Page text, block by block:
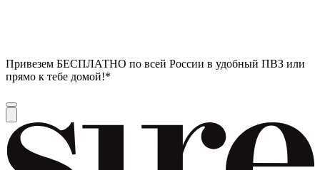
Привезем БЕСПЛАТНО по всей России в удобный ПВЗ или
прямо к тебе домой!*